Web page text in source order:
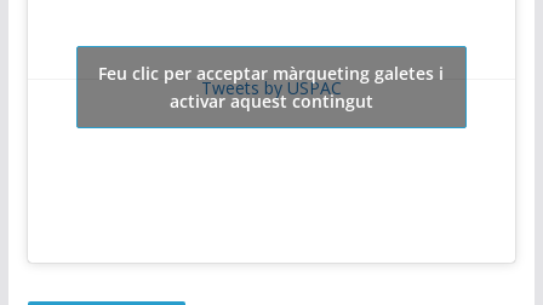
Tweets by USPAC
Feu clic per acceptar màrqueting galetes i
activar aquest contingut